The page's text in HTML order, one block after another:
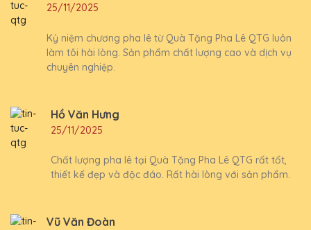
25/11/2025
Kỷ niệm chương pha lê từ Quà Tặng Pha Lê QTG luôn
làm tôi hài lòng. Sản phẩm chất lượng cao và dịch vụ
chuyên nghiệp.
Hồ Văn Hưng
25/11/2025
Chất lượng pha lê tại Quà Tặng Pha Lê QTG rất tốt,
thiết kế đẹp và độc đáo. Rất hài lòng với sản phẩm.
Vũ Văn Đoàn